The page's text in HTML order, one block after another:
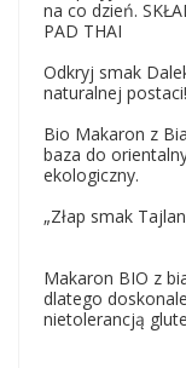
na co dzień.
PAD THAI
Odkryj smak
naturalnej postaci!
Bio Makaron z
baza do
ekologiczny.
„Złap smak
Makaron BIO z
dlatego
nietolerancją